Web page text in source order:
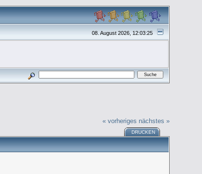
08. August 2026, 12:03:25
« vorheriges nächstes »
DRUCKEN